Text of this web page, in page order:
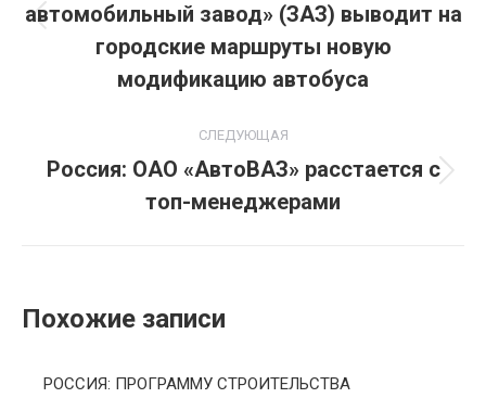
записям
Предыдущая
запись:
автомобильный завод» (ЗАЗ) выводит на
городские маршруты новую
модификацию автобуса
СЛЕДУЮЩАЯ
Следующая
запись:
Россия: ОАО «АвтоВАЗ» расстается с
топ-менеджерами
Похожие записи
РОССИЯ: ПРОГРАММУ СТРОИТЕЛЬСТВА